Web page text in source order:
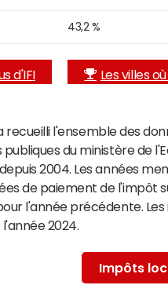
43,2 %
d'IFI Les villes
recueilli l'ensemble des
du ministère de
2004. Les années
de paiement de l'impôt
l'année précédente.
2024.
Impôts